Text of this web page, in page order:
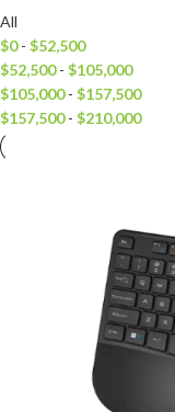
All
$0- $52,500
$52,500- $105,000
$105,000- $157,500
$157,500- $210,000